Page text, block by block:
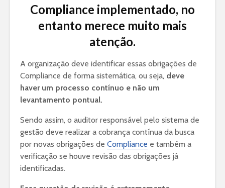
Compliance implementado, no
entanto merece muito mais
atenção.
A organização deve identificar essas obrigações de
Compliance de forma sistemática, ou seja, deve
haver um processo contínuo e não um
levantamento pontual.
Sendo assim, o auditor responsável pelo sistema de
gestão deve realizar a cobrança contínua da busca
por novas obrigações de Compliance e também a
verificação se houve revisão das obrigações já
identificadas.